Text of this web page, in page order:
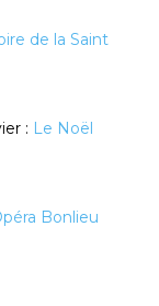
de la Saint
: Le Noël
Bonlieu